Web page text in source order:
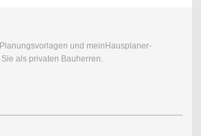
und meinHausplaner-
als privaten Bauherren.